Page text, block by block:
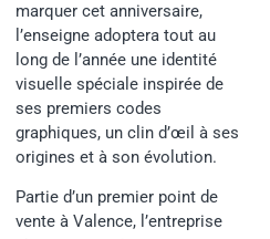
marquer cet anniversaire,
l’enseigne adoptera tout au
long de l’année une identité
visuelle spéciale inspirée de
ses premiers codes
graphiques, un clin d’œil à ses
origines et à son évolution.
Partie d’un premier point de
vente à Valence, l’entreprise